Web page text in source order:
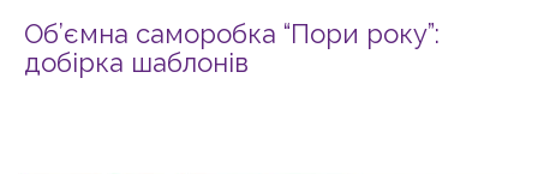
Об’ємна саморобка “Пори року”:
добірка шаблонів